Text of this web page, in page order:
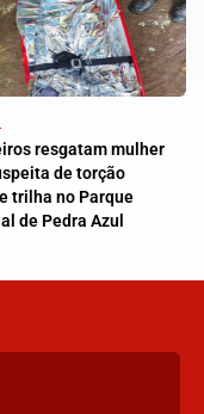
resgatam mulher
de torção
trilha no Parque
de Pedra Azul